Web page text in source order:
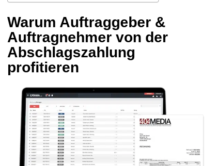
Warum Auftraggeber &
Auftragnehmer von der
Abschlagszahlung
profitieren